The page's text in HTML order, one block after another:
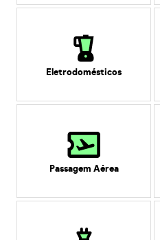
Eletrodomésticos
Passagem Aérea